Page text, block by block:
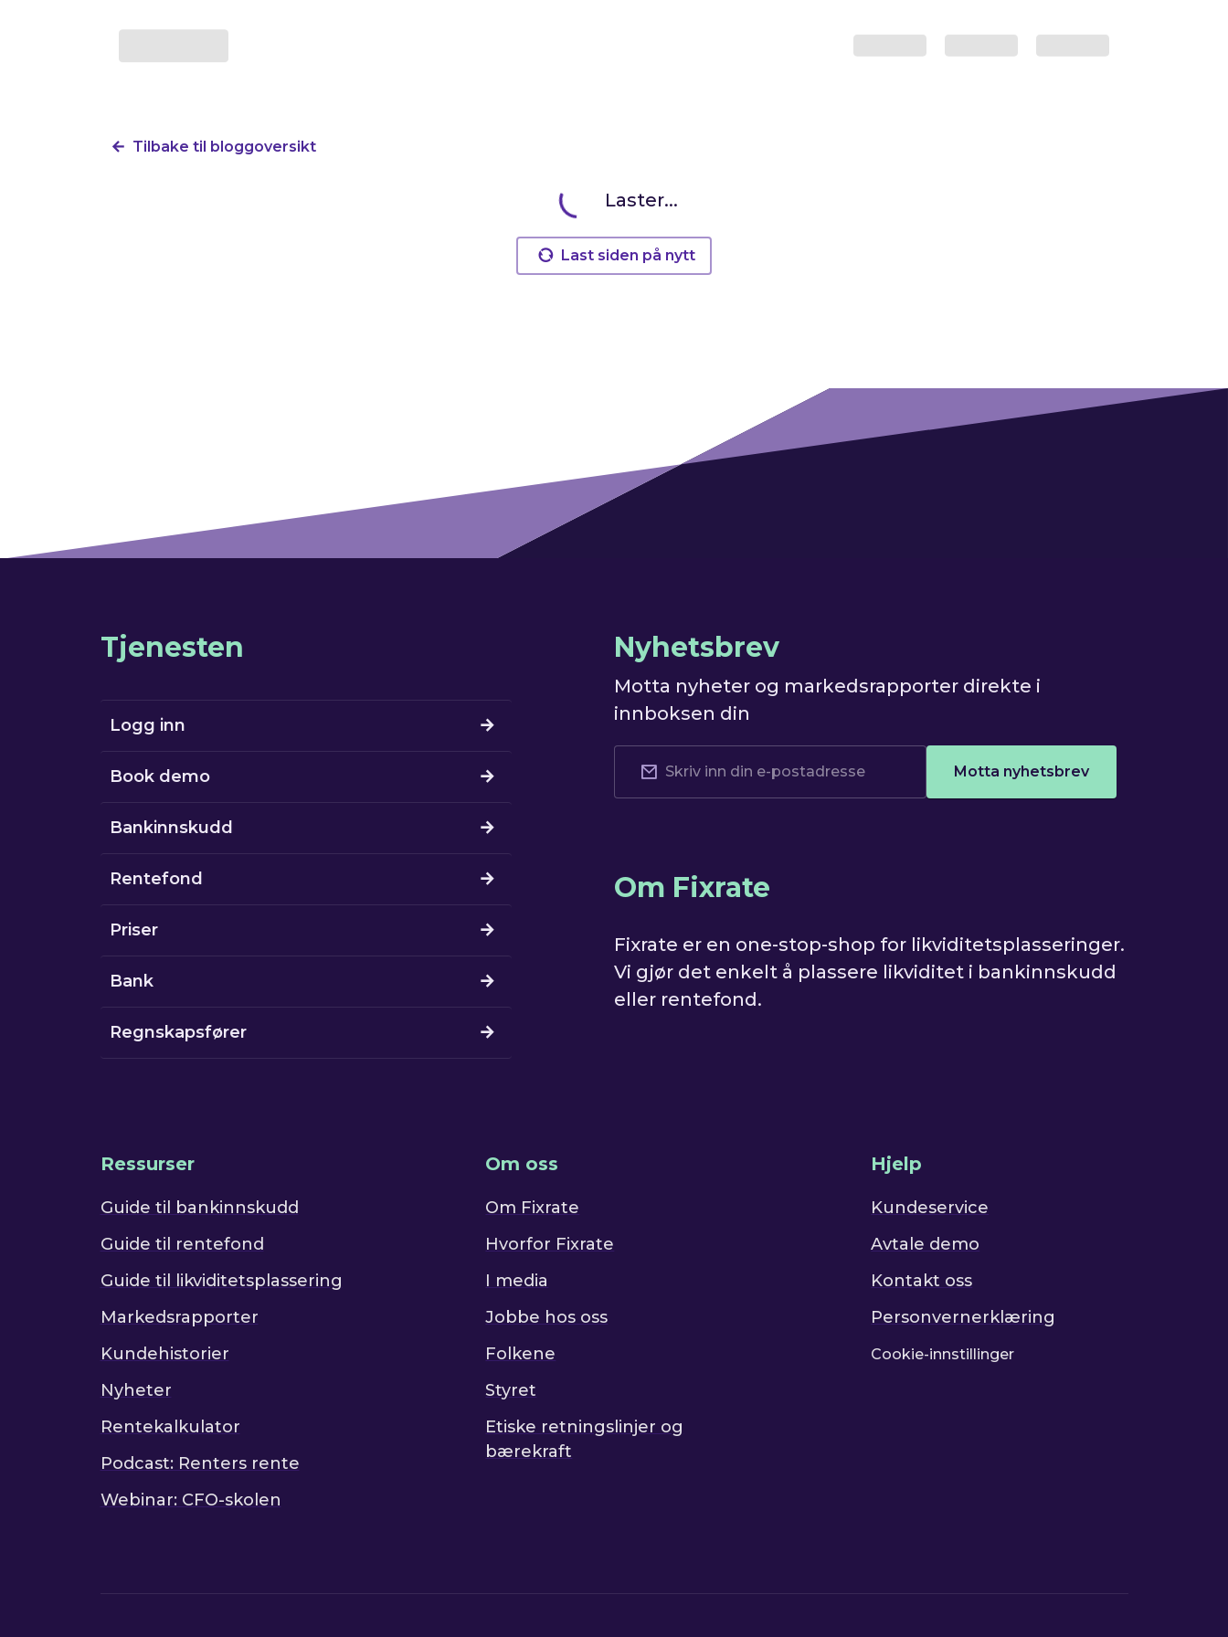
Tilbake til bloggoversikt
Laster...
Last siden på nytt
Tjenesten
Logg inn
Book demo
Bankinnskudd
Rentefond
Priser
Bank
Regnskapsfører
Nyhetsbrev
Motta nyheter og markedsrapporter direkte i
innboksen din
Motta nyhetsbrev
Om Fixrate
Fixrate er en one-stop-shop for likviditetsplasseringer.
Vi gjør det enkelt å plassere likviditet i bankinnskudd
eller rentefond.
Ressurser
Guide til bankinnskudd
Guide til rentefond
Guide til likviditetsplassering
Markedsrapporter
Kundehistorier
Nyheter
Rentekalkulator
Podcast: Renters rente
Webinar: CFO-skolen
Om oss
Om Fixrate
Hvorfor Fixrate
I media
Jobbe hos oss
Folkene
Styret
Etiske retningslinjer og
bærekraft
Hjelp
Kundeservice
Avtale demo
Kontakt oss
Personvernerklæring
Cookie-innstillinger